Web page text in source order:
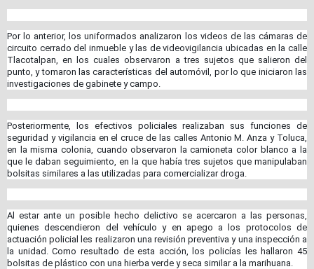
Por lo anterior, los uniformados analizaron los videos de las cámaras de
circuito cerrado del inmueble y las de videovigilancia ubicadas en la calle
Tlacotalpan, en los cuales observaron a tres sujetos que salieron del
punto, y tomaron las características del automóvil, por lo que iniciaron las
investigaciones de gabinete y campo.
Posteriormente, los efectivos policiales realizaban sus funciones de
seguridad y vigilancia en el cruce de las calles Antonio M. Anza y Toluca,
en la misma colonia, cuando observaron la camioneta color blanco a la
que le daban seguimiento, en la que había tres sujetos que manipulaban
bolsitas similares a las utilizadas para comercializar droga.
Al estar ante un posible hecho delictivo se acercaron a las personas,
quienes descendieron del vehículo y en apego a los protocolos de
actuación policial les realizaron una revisión preventiva y una inspección a
la unidad. Como resultado de esta acción, los policías les hallaron 45
bolsitas de plástico con una hierba verde y seca similar a la marihuana.